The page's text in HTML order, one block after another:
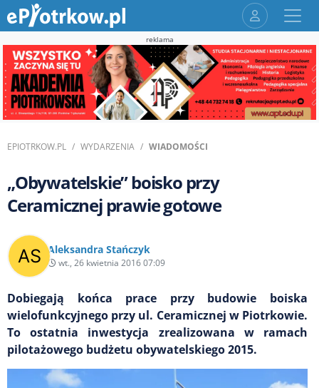
reklama
EPIOTRKOW.PL WYDARZENIA WIADOMOŚCI
„Obywatelskie” boisko przy
Ceramicznej prawie gotowe
Aleksandra Stańczyk
wt., 26 kwietnia 2016 07:09
Dobiegają końca prace przy budowie boiska
wielofunkcyjnego przy ul. Ceramicznej w Piotrkowie.
To ostatnia inwestycja zrealizowana w ramach
pilotażowego budżetu obywatelskiego 2015.